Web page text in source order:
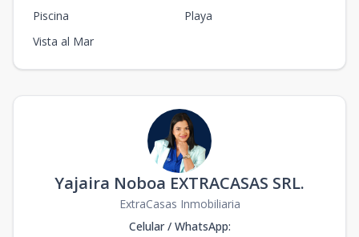
Piscina
Playa
Vista al Mar
Yajaira Noboa EXTRACASAS SRL.
ExtraCasas Inmobiliaria
Celular / WhatsApp: